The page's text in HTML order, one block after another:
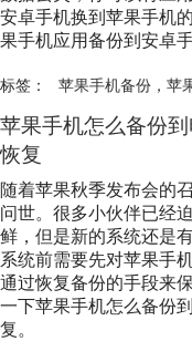
安卓手机换到苹果手机
果手机应用备份到安卓
标签： 苹果手机备份， 苹
苹果手机怎么备份
恢复
随着苹果秋季发布会的
问世。很多小伙伴已经
鲜，但是新的系统还是
系统前需要先对苹果手
通过恢复备份的手段来
一下苹果手机怎么备份
复。